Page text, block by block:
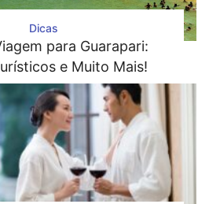
Dicas
para Guarapari:
e Muito Mais!